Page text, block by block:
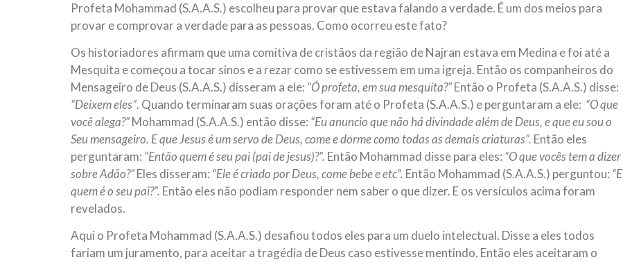
Profeta Mohammad (S.A.A.S.) escolheu para provar que estava falando a verdade. É um dos meios para
provar e comprovar a verdade para as pessoas. Como ocorreu este fato?
Os historiadores afirmam que uma comitiva de cristãos da região de Najran estava em Medina e foi até a
Mesquita e começou a tocar sinos e a rezar como se estivessem em uma igreja. Então os companheiros do
Mensageiro de Deus (S.A.A.S.) disseram a ele: “Ó profeta, em sua mesquita?”Então o Profeta (S.A.A.S.) disse:
“Deixem eles”. Quando terminaram suas orações foram até o Profeta (S.A.A.S.) e perguntaram a ele: “O que
você alega?”Mohammad (S.A.A.S.) então disse: “Eu anuncio que não há divindade além de Deus, e que eu sou o
Seu mensageiro. E que Jesus é um servo de Deus, come e dorme como todas as demais criaturas”. Então eles
perguntaram: “Então quem é seu pai (pai de jesus)?”. Então Mohammad disse para eles: “O que vocês tem a dizer
sobre Adão?”Eles disseram: “Ele é criado por Deus, come bebe e etc”. Então Mohammad (S.A.A.S.) perguntou: “E
quem é o seu pai?”. Então eles não podiam responder nem saber o que dizer. E os versículos acima foram
revelados.
Aqui o Profeta Mohammad (S.A.A.S.) desafiou todos eles para um duelo intelectual. Disse a eles todos
fariam um juramento, para aceitar a tragédia de Deus caso estivesse mentindo. Então eles aceitaram o